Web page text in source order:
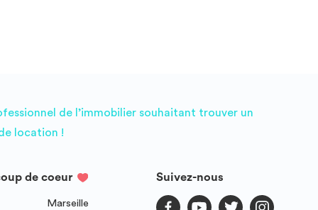
de l’immobilier souhaitant trouver un
location !
de coeur
Marseille
Suivez-nous